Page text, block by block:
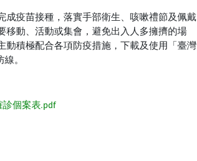
成疫苗接種，落實手部衛生、咳嗽禮節及佩戴
移動、活動或集會，避免出入人多擁擠的場
動積極配合各項防疫措施，下載及使用「臺灣
。
診個案表.pdf